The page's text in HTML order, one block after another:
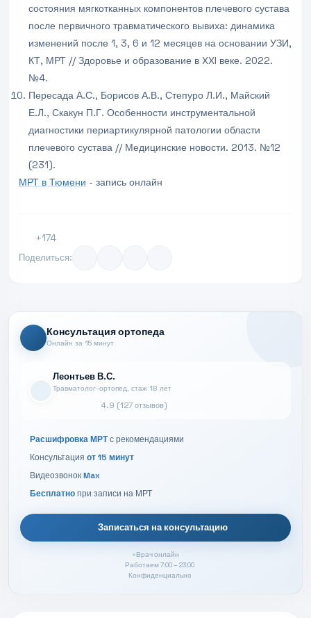
состояния мягкотканных компонентов плечевого сустава
после первичного травматического вывиха: динамика
изменений после 1, 3, 6 и 12 месяцев на основании УЗИ,
КТ, МРТ // Здоровье и образование в XXI веке. 2022.
№4.
Пересада А.С., Борисов А.В., Степуро Л.И., Майский
Е.Л., Скакун П.Г. Особенности инструментальной
диагностики периартикулярной патологии области
плечевого сустава // Медицинские новости. 2013. №12
(231).
МРТ в Тюмени - запись онлайн
+174
Поделиться:
Консультация ортопеда
Онлайн за 15 минут
Леонтьев В.С.
Травматолог-ортопед, стаж 18 лет
4.9 (127 отзывов)
Расшифровка МРТс рекомендациями
Консультация от 15 минут
Видеозвонок Max
Бесплатно при записи на МРТ
Записаться на консультацию
Врач онлайн
Работаем 7:00 – 23:00
Конфиденциально